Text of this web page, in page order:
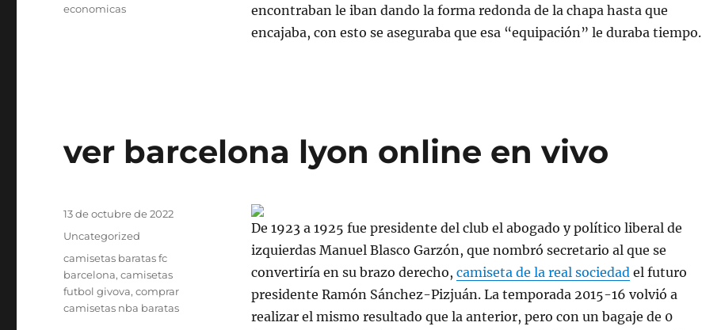
encontraban le iban dando la forma redonda de la chapa hasta que
encajaba, con esto se aseguraba que esa “equipación” le duraba tiempo.
economicas
ver barcelona lyon online en vivo
De 1923 a 1925 fue presidente del club el abogado y político liberal de
izquierdas Manuel Blasco Garzón, que nombró secretario al que se
convertiría en su brazo derecho, camiseta de la real sociedadel futuro
presidente Ramón Sánchez-Pizjuán. La temporada 2015-16 volvió a
realizar el mismo resultado que la anterior, pero con un bagaje de 0
Publicado
13 de octubre de 2022
Categorías
Uncategorized
Etiquetas
camisetas baratas fc
barcelona,camisetas
futbol givova,comprar
camisetas nba baratas